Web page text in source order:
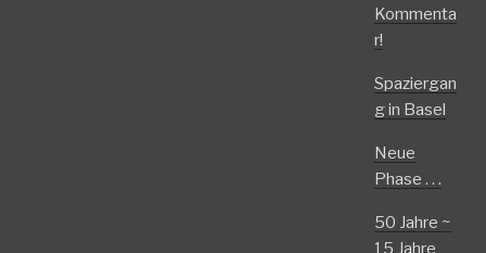
Kommenta
r!
Spaziergan
g in Basel
Neue
Phase . . .
50 Jahre ~
15 Jahre